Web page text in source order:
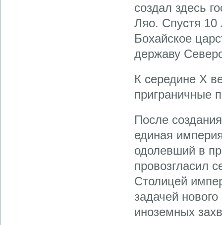
создал здесь
Ляо. Спустя 10
Бохайское
державу
К середине X
приграничные
После
единая
одолевший в
провозгласил
Столицей
задачей
иноземных